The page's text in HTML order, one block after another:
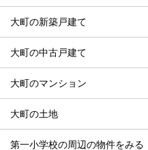
大町の新築戸建て
大町の中古戸建て
大町のマンション
大町の土地
第一小学校の周辺の物件をみる